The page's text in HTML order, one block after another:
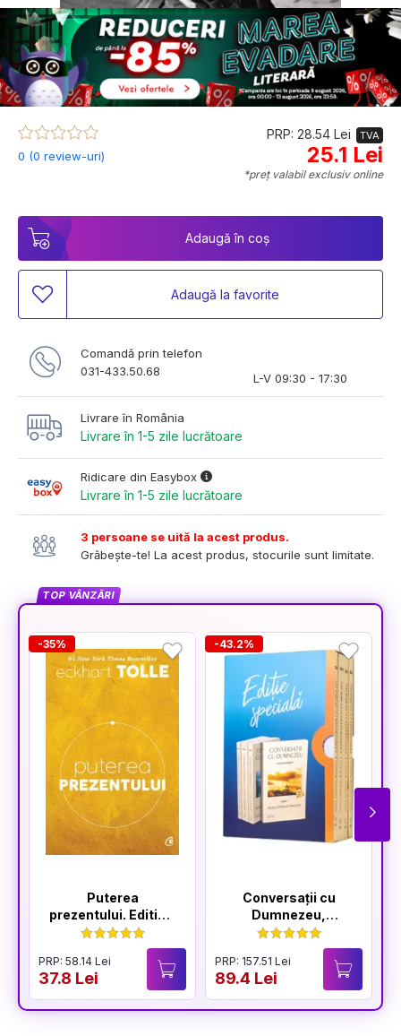
0 (0 review-uri)
PRP: 28.54 Lei TVA
25.1 Lei
*preț valabil exclusiv online
Adaugă în coș
Adaugă la favorite
Comandă prin telefon
031-433.50.68
L-V 09:30 - 17:30
Livrare în România
Livrare în 1-5 zile lucrătoare
Ridicare din Easybox
Livrare în 1-5 zile lucrătoare
3 persoane se uită la acest produs.
Grăbește-te! La acest produs, stocurile sunt limitate.
TOP VÂNZĂRI
-35%
Puterea
prezentului. Editia a
VI-a
PRP: 58.14 Lei
37.8 Lei
-43.2%
Conversații cu
Dumnezeu,
volumele I-IV
PRP: 157.51 Lei
89.4 Lei